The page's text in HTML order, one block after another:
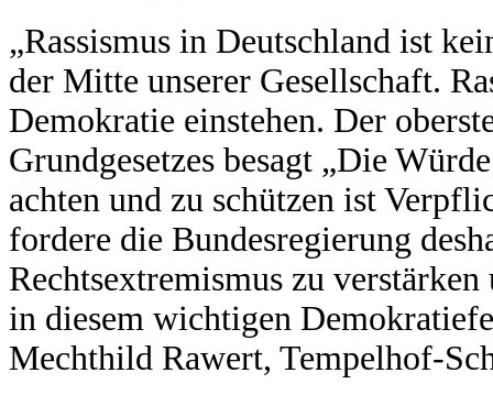
„Rassismus in Deutschland ist
der Mitte unserer Gesellschaft.
Demokratie einstehen. Der
Grundgesetzes besagt „Die
achten und zu schützen ist
fordere die Bundesregierung
Rechtsextremismus zu
in diesem wichtigen
Mechthild Rawert, Tempelhof-